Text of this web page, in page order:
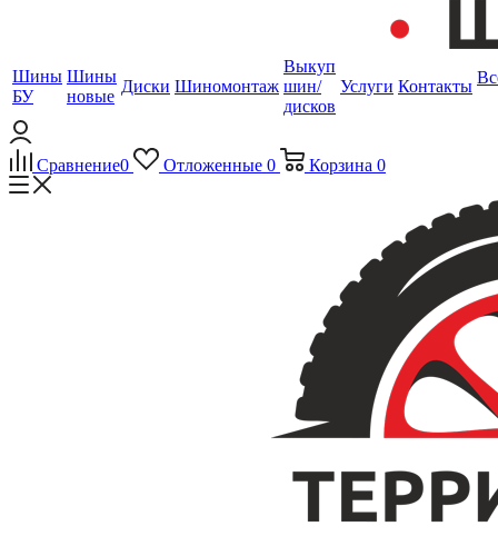
Шины
БУ
Шины
новые
Диски Шиномонтаж
Выкуп
шин/
дисков
Услуги Контакты
Сравнение0 Отложенные 0 Корзина 0